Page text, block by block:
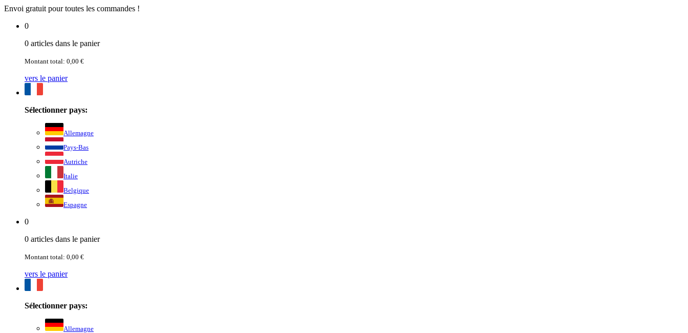
Envoi gratuit pour toutes les commandes !
0
0 articles dans le panier
Montant total: 0,00 €
vers le panier
Sélectionner pays:
Allemagne
Pays-Bas
Autriche
Italie
Belgique
Espagne
0
0 articles dans le panier
Montant total: 0,00 €
vers le panier
Sélectionner pays:
Allemagne